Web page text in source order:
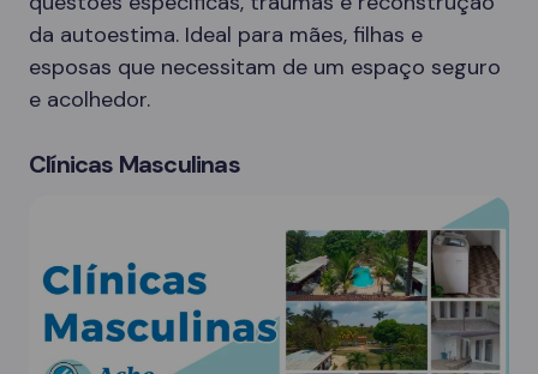
da autoestima. Ideal para mães, filhas e
esposas que necessitam de um espaço seguro
e acolhedor.
Clínicas Masculinas